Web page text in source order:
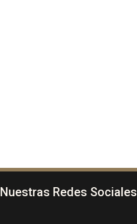
Nuestras Redes Sociales